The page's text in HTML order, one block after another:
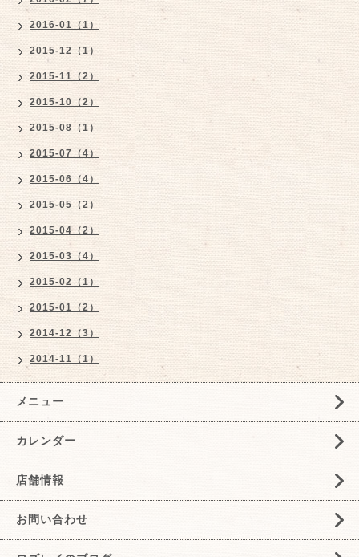
2016-01（1）
2015-12（1）
2015-11（2）
2015-10（2）
2015-08（1）
2015-07（4）
2015-06（4）
2015-05（2）
2015-04（2）
2015-03（4）
2015-02（1）
2015-01（2）
2014-12（3）
2014-11（1）
メニュー
カレンダー
店舗情報
お問い合わせ